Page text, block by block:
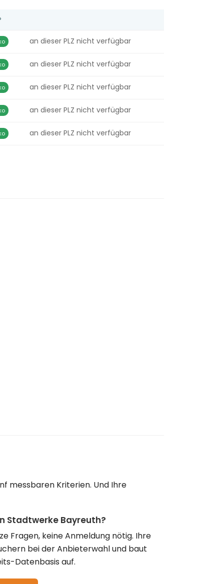
an dieser PLZ nicht verfügbar
an dieser PLZ nicht verfügbar
an dieser PLZ nicht verfügbar
an dieser PLZ nicht verfügbar
an dieser PLZ nicht verfügbar
messbaren Kriterien. Und Ihre
Stadtwerke Bayreuth?
Fragen, keine Anmeldung nötig. Ihre
bei der Anbieterwahl und baut
Datenbasis auf.